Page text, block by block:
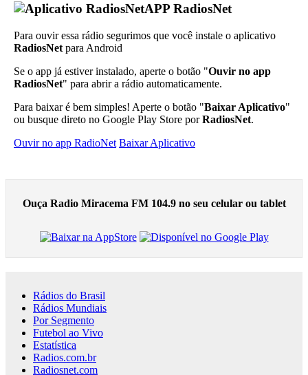
APP RadiosNet
Para ouvir essa rádio segurimos que você instale o aplicativo
RadiosNet para Android
Se o app já estiver instalado, aperte o botão "Ouvir no app
RadiosNet" para abrir a rádio automaticamente.
Para baixar é bem simples! Aperte o botão "Baixar Aplicativo"
ou busque direto no Google Play Store porRadiosNet.
Ouvir no app RadioNet Baixar Aplicativo
Ouça Radio Miracema FM 104.9 no seu celular ou tablet
Rádios do Brasil
Rádios Mundiais
Por Segmento
Futebol ao Vivo
Estatística
Radios.com.br
Radiosnet.com